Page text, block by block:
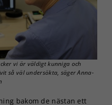
vi är väldigt kunniga och
så väl undersökta, säger Anna-
bakom de nästan ett